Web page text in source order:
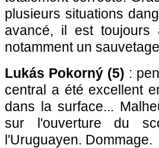
plusieurs situations
avancé, il est toujours
notamment un
Lukás Pokorný (5) :
central a été excellent
dans la surface...
sur l'ouverture du
l'Uruguayen. Dommage.